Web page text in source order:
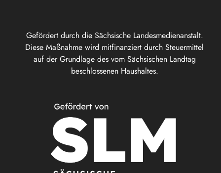
Gefördert durch die Sächsische Landesmedienanstalt.
Diese Maßnahme wird mitfinanziert durch Steuermittel
auf der Grundlage des vom Sächsischen Landtag
beschlossenen Haushaltes.